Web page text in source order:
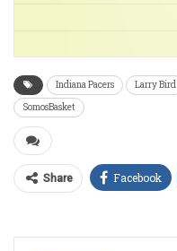
Indiana Pacers Larry Bird
SomosBasket
Share Facebook